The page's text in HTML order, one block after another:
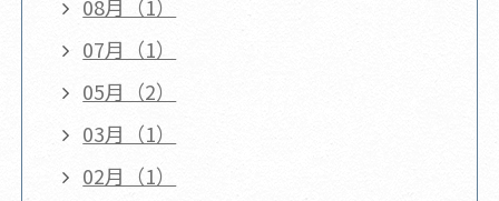
08月（1）
07月（1）
05月（2）
03月（1）
02月（1）